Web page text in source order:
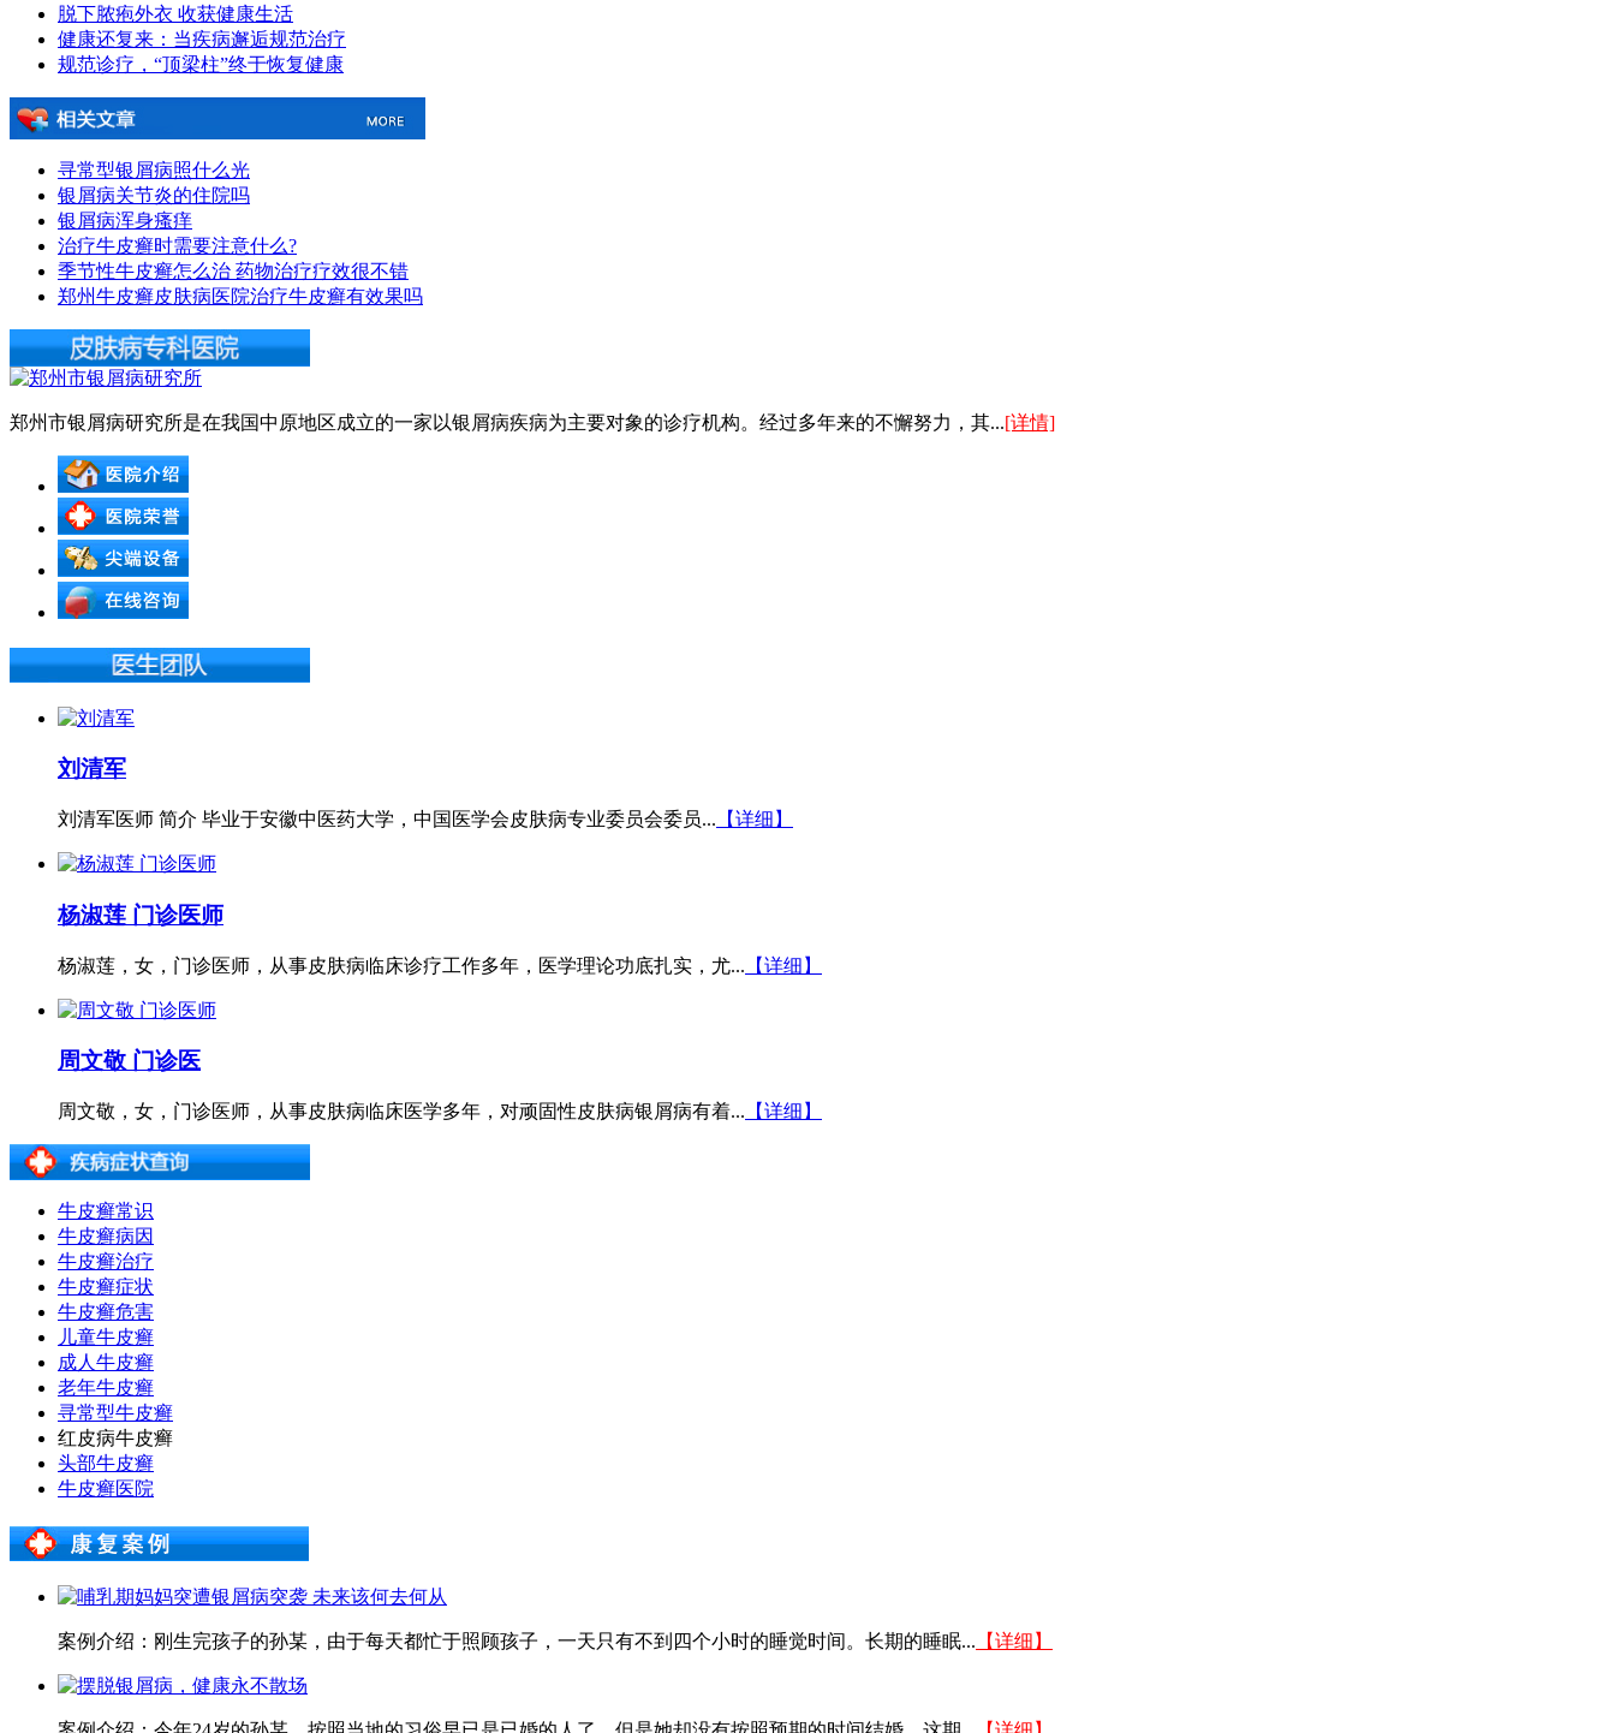
脱下脓疱外衣 收获健康生活
健康还复来：当疾病邂逅规范治疗
规范诊疗，“顶梁柱”终于恢复健康
寻常型银屑病照什么光
银屑病关节炎的住院吗
银屑病浑身瘙痒
治疗牛皮癣时需要注意什么?
季节性牛皮癣怎么治 药物治疗疗效很不错
郑州牛皮癣皮肤病医院治疗牛皮癣有效果吗
郑州市银屑病研究所是在我国中原地区成立的一家以银屑病疾病为主要对象的诊疗机构。经过多年来的不懈努力，其...[详情]
刘清军
刘清军医师 简介 毕业于安徽中医药大学，中国医学会皮肤病专业委员会委员... 【详细】
杨淑莲 门诊医师
杨淑莲，女，门诊医师，从事皮肤病临床诊疗工作多年，医学理论功底扎实，尤... 【详细】
周文敬 门诊医
周文敬，女，门诊医师，从事皮肤病临床医学多年，对顽固性皮肤病银屑病有着... 【详细】
牛皮癣常识
牛皮癣病因
牛皮癣治疗
牛皮癣症状
牛皮癣危害
儿童牛皮癣
成人牛皮癣
老年牛皮癣
寻常型牛皮癣
红皮病牛皮癣
头部牛皮癣
牛皮癣医院
案例介绍：刚生完孩子的孙某，由于每天都忙于照顾孩子，一天只有不到四个小时的睡觉时间。长期的睡眠... 【详细】